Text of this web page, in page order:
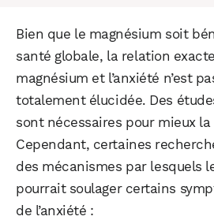
Bien que le magnésium soit
santé globale, la relation
magnésium et l’anxiété n’est
totalement élucidée. Des
sont nécessaires pour mieux
Cependant, certaines
des mécanismes par lesquels
pourrait soulager certains
de l’anxiété :